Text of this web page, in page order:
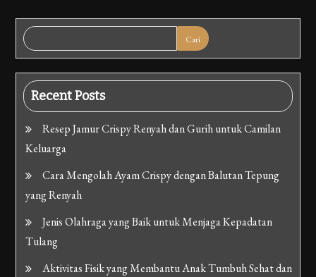
Cari
Recent Posts
Resep Jamur Crispy Renyah dan Gurih untuk Camilan
Keluarga
Cara Mengolah Ayam Crispy dengan Balutan Tepung
yang Renyah
Jenis Olahraga yang Baik untuk Menjaga Kepadatan
Tulang
Aktivitas Fisik yang Membantu Anak Tumbuh Sehat dan